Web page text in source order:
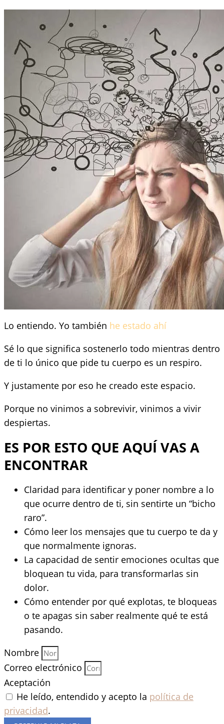
Lo entiendo. Yo también he estado ahí
Sé lo que significa sostenerlo todo mientras dentro
de ti lo único que pide tu cuerpo es un respiro.
Y justamente por eso he creado este espacio.
Porque no vinimos a sobrevivir, vinimos a vivir
despiertas.
ES POR ESTO QUE AQUÍ VAS A
ENCONTRAR
Claridad para identificar y poner nombre a lo
que ocurre dentro de ti, sin sentirte un “bicho
raro”.
Cómo leer los mensajes que tu cuerpo te da y
que normalmente ignoras.
La capacidad de sentir emociones ocultas que
bloquean tu vida, para transformarlas sin
dolor.
Cómo entender por qué explotas, te bloqueas
o te apagas sin saber realmente qué te está
pasando.
Nombre
Correo electrónico
Aceptación
He leído, entendido y acepto la política de
privacidad.